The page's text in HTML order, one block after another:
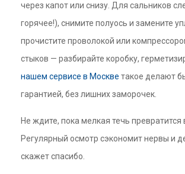
через капот или снизу. Для сальников
горячее!), снимите полуось и замените
прочистите проволокой или
стыков — разбирайте коробку,
нашем сервисе в Москве такое делают
гарантией, без лишних заморочек.
Не ждите, пока мелкая течь превратится
Регулярный осмотр сэкономит нервы и
скажет спасибо.